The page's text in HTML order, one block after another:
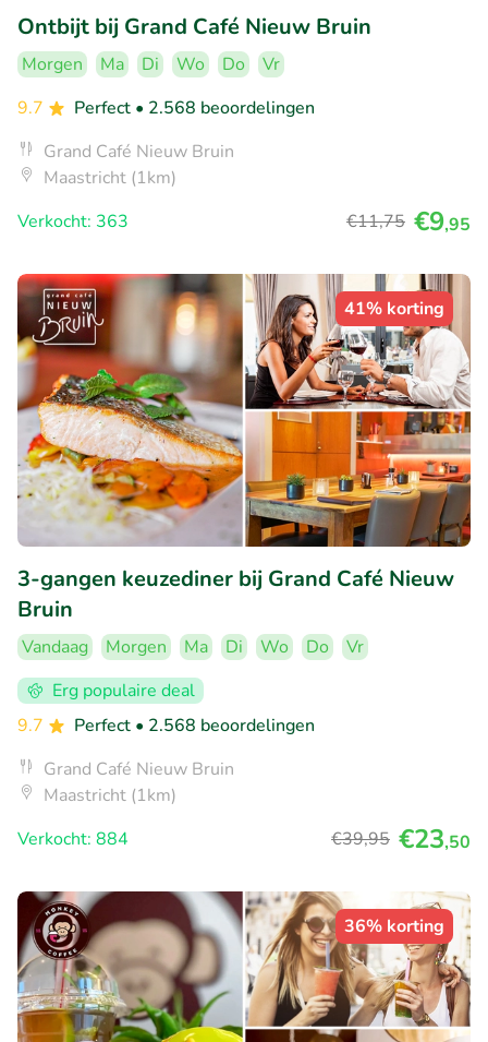
Ontbijt bij Grand Café Nieuw Bruin
Morgen Ma Di Wo Do
Vr
9.7
Perfect • 2.568 beoordelingen
Grand Café Nieuw Bruin
Maastricht (1km)
Verkocht: 363
€11,75 €9,95
41% korting
3-gangen keuzediner bij Grand Café Nieuw
Bruin
Vandaag Morgen Ma Di Wo Do
Vr
Erg populaire deal
9.7
Perfect • 2.568 beoordelingen
Grand Café Nieuw Bruin
Maastricht (1km)
Verkocht: 884
€39,95 €23,50
36% korting